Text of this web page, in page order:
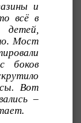
и
всё в
детей,
Мост
боков
Вот
–